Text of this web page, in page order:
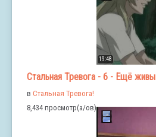
19:48
Стальная Тревога - 6 - Ещё живы
в Стальная Тревога!
8,434 просмотр(а/ов)